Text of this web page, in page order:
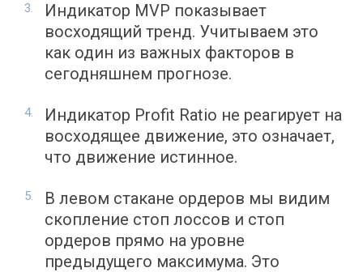
Индикатор MVP показывает
восходящий тренд. Учитываем это
как один из важных факторов в
сегодняшнем прогнозе.
Индикатор Profit Ratio не реагирует на
восходящее движение, это означает,
что движение истинное.
В левом стакане ордеров мы видим
скопление стоп лоссов и стоп
ордеров прямо на уровне
предыдущего максимума. Это